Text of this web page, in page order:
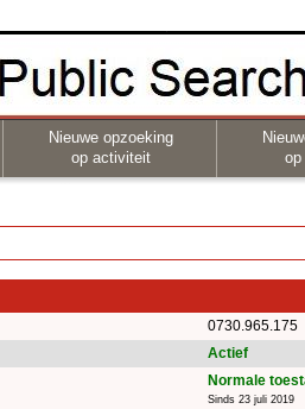
Nieuwe opzoeking
op activiteit
op
0730.965.175
Actief
Normale
Sinds 23 juli 2019